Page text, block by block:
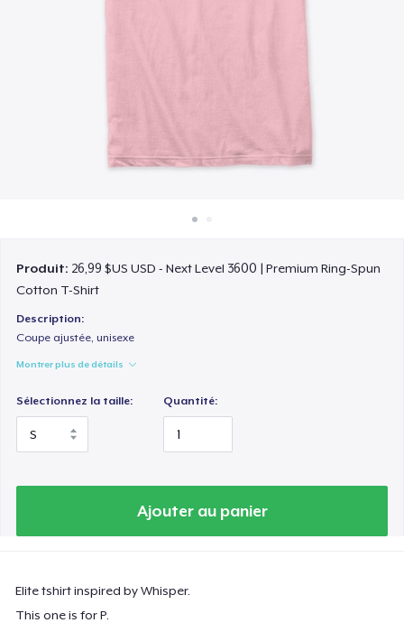
Produit: 26,99 $US USD - Next Level 3600 | Premium Ring-Spun
Cotton T-Shirt
Description:
Coupe ajustée, unisexe
Montrer plus de détails
Sélectionnez la taille: Quantité:
Ajouter au panier
Elite tshirt inspired by Whisper.
This one is for P.